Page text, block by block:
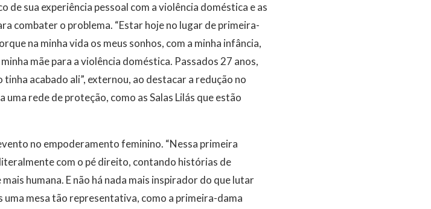
de sua experiência pessoal com a violência doméstica e as
combater o problema. “Estar hoje no lugar de primeira-
na minha vida os meus sonhos, com a minha infância,
mãe para a violência doméstica. Passados 27 anos,
acabado ali”, externou, ao destacar a redução no
rede de proteção, como as Salas Lilás que estão
no empoderamento feminino. “Nessa primeira
com o pé direito, contando histórias de
humana. E não há nada mais inspirador do que lutar
mesa tão representativa, como a primeira-dama